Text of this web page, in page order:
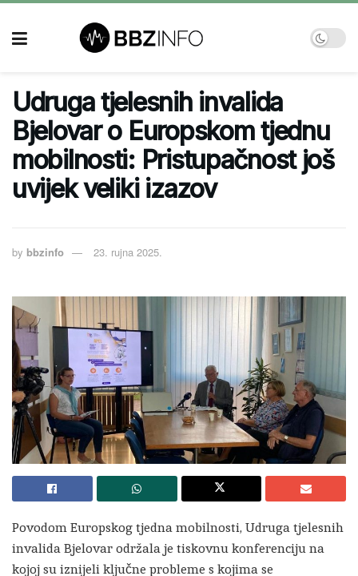
Udruga tjelesnih invalida
Bjelovar o Europskom tjednu
mobilnosti: Pristupačnost još
uvijek veliki izazov
by bbzinfo 23. rujna 2025.
Povodom Europskog tjedna mobilnosti, Udruga tjelesnih
invalida Bjelovar održala je tiskovnu konferenciju na
kojoj su iznijeli ključne probleme s kojima se